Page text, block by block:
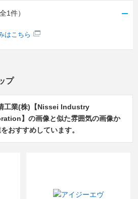
全1件）
はこちら
プ
工業(株)【Nissei Industry
】の画像と似た雰囲気の画像か
おすすめしています。